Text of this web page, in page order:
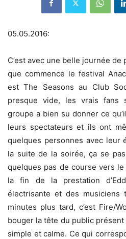
05.05.2016:
C’est avec une belle journée
que commence le festival
est The Seasons au Club
presque vide, les vrais fans
groupe a bien su donner ce
leurs spectateurs et ils ont
quelques personnes avec leur
la suite de la soirée, ça se
quelques pas de course vers
la fin de la prestation
électrisante et des musiciens
minutes plus tard, c’est Fire/
bouger la tête du public
simple et calme. Ce qui